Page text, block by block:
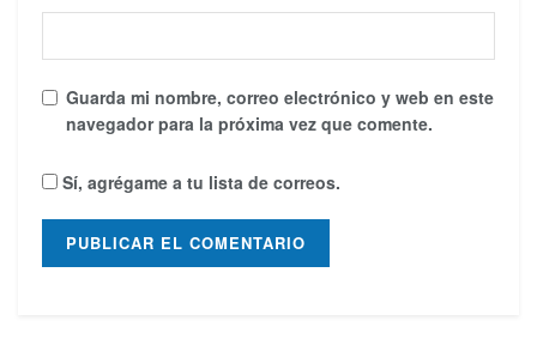
Guarda mi nombre, correo electrónico y web en este
navegador para la próxima vez que comente.
Sí, agrégame a tu lista de correos.